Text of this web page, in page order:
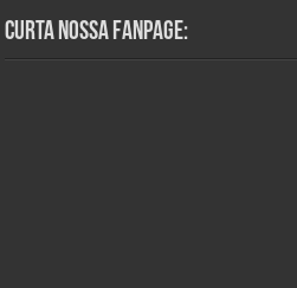
Curta Nossa Fanpage: